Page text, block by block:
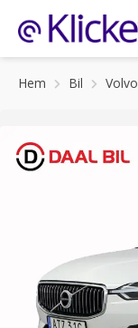
Hem Bil Volvo